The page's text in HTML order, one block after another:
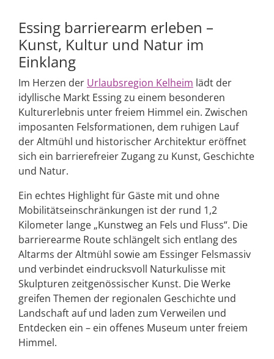
Essing barrierearm erleben –
Kunst, Kultur und Natur im
Einklang
Im Herzen der Urlaubsregion Kelheim lädt der
idyllische Markt Essing zu einem besonderen
Kulturerlebnis unter freiem Himmel ein. Zwischen
imposanten Felsformationen, dem ruhigen Lauf
der Altmühl und historischer Architektur eröffnet
sich ein barrierefreier Zugang zu Kunst, Geschichte
und Natur.
Ein echtes Highlight für Gäste mit und ohne
Mobilitätseinschränkungen ist der rund 1,2
Kilometer lange „Kunstweg an Fels und Fluss“. Die
barrierearme Route schlängelt sich entlang des
Altarms der Altmühl sowie am Essinger Felsmassiv
und verbindet eindrucksvoll Naturkulisse mit
Skulpturen zeitgenössischer Kunst. Die Werke
greifen Themen der regionalen Geschichte und
Landschaft auf und laden zum Verweilen und
Entdecken ein – ein offenes Museum unter freiem
Himmel.